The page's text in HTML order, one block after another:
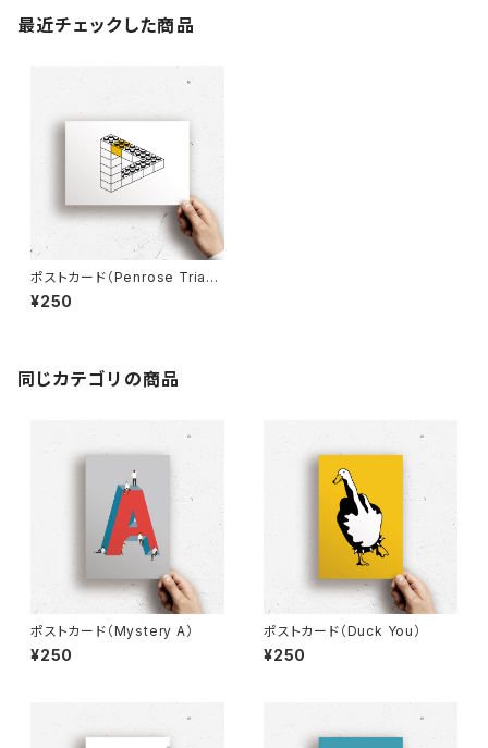
最近チェックした商品
ポストカード（Penrose Triang
le）
¥250
同じカテゴリの商品
ポストカード（Mystery A）
¥250
ポストカード（Duck You）
¥250